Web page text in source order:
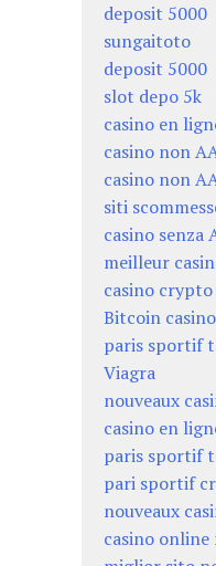
deposit 5000
sungaitoto
deposit 5000
slot depo 5k
casino en
casino non
casino non
siti
casino senza
meilleur
casino crypto
Bitcoin
paris sportif
Viagra
nouveaux
casino en
paris sportif
pari sportif
nouveaux
casino online